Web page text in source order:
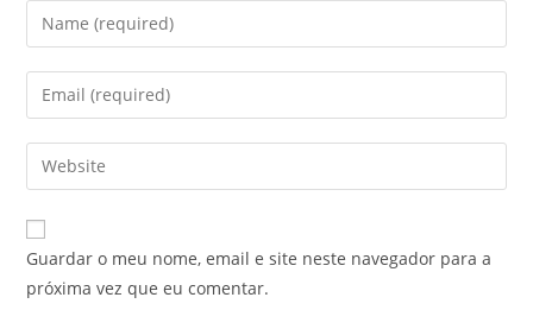
Enter
your
name
comment
Enter
your
email
address
comment
Enter
your
website
URL
Guardar o meu nome, email e site neste navegador para a
próxima vez que eu comentar.